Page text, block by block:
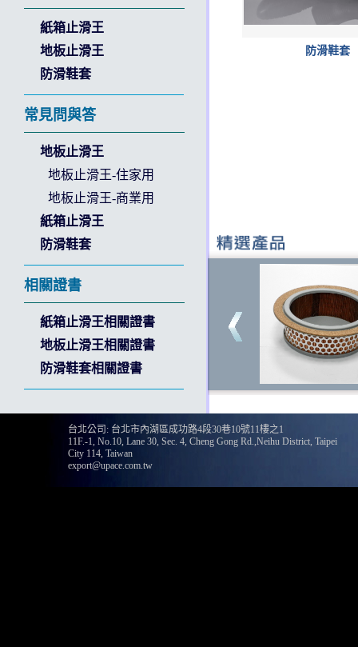
紙箱止滑王
地板止滑王
防滑鞋套
常見問與答
地板止滑王
地板止滑王-住家用
地板止滑王-商業用
紙箱止滑王
防滑鞋套
相關證書
紙箱止滑王相關證書
地板止滑王相關證書
防滑鞋套相關證書
防滑鞋套
台北公司: 台北市內湖區成功路4段30巷10號11樓之1
11F.-1, No.10, Lane 30, Sec. 4, Cheng Gong Rd.,Neihu District, Taipei
City 114, Taiwan
export@upace.com.tw